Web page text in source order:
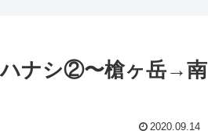
ハナシ②〜槍ヶ岳→南
2020.09.14